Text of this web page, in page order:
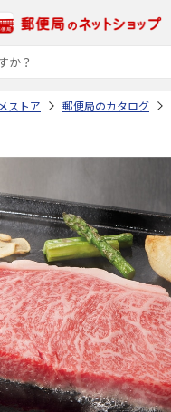
ストア 郵便局のカタログ